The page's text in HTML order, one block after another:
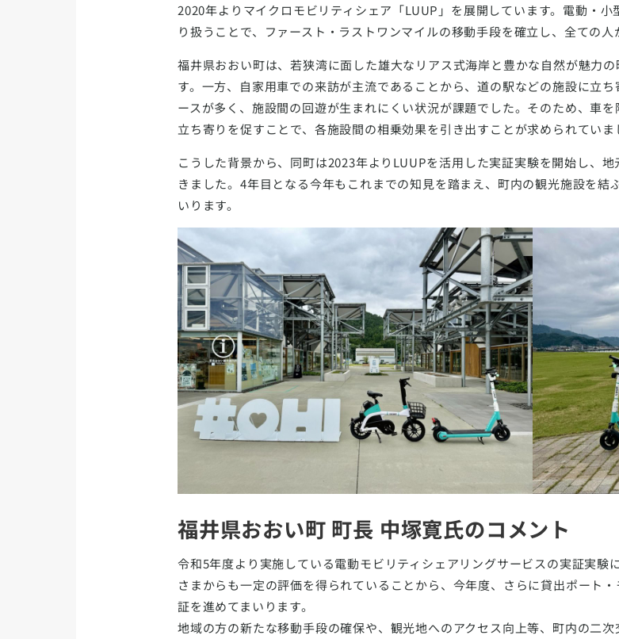
2020年よりマイクロモビリティシェア「LUUP」を展開しています。電動・
り扱うことで、ファースト・ラストワンマイルの移動手段を確立し、全ての人
福井県おおい町は、若狭湾に面した雄大なリアス式海岸と豊かな自然が魅力
す。一方、自家用車での来訪が主流であることから、道の駅などの施設に立
ースが多く、施設間の回遊が生まれにくい状況が課題でした。そのため、車
立ち寄りを促すことで、各施設間の相乗効果を引き出すことが求められていま
こうした背景から、同町は2023年よりLUUPを活用した実証実験を開始し、
きました。4年目となる今年もこれまでの知見を踏まえ、町内の観光施設を結
いります。
福井県おおい町 町長 中塚寛氏のコメント
令和5年度より実施している電動モビリティシェアリングサービスの実証実験
さまからも一定の評価を得られていることから、今年度、さらに貸出ポート
証を進めてまいります。
地域の方の新たな移動手段の確保や、観光地へのアクセス向上等、町内の二